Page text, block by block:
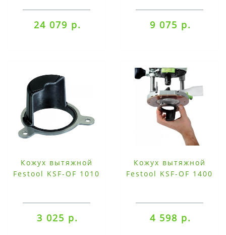
24 079 р. 9 075 р.
Кожух вытяжной
Festool KSF-OF 1010
3 025 р.
Кожух вытяжной
Festool KSF-OF 1400
4 598 р.